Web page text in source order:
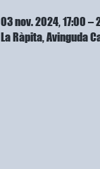
03 nov. 2024, 17:00 –
La Ràpita, Avinguda